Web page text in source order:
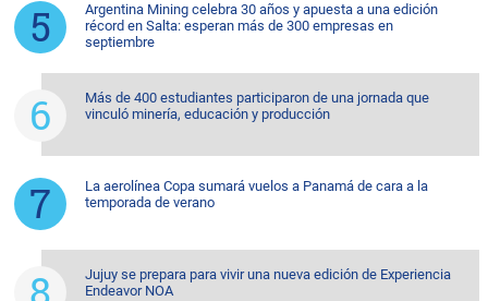
Argentina Mining celebra 30 años y apuesta a una edición
récord en Salta: esperan más de 300 empresas en
septiembre
Más de 400 estudiantes participaron de una jornada que
vinculó minería, educación y producción
La aerolínea Copa sumará vuelos a Panamá de cara a la
temporada de verano
Jujuy se prepara para vivir una nueva edición de Experiencia
Endeavor NOA